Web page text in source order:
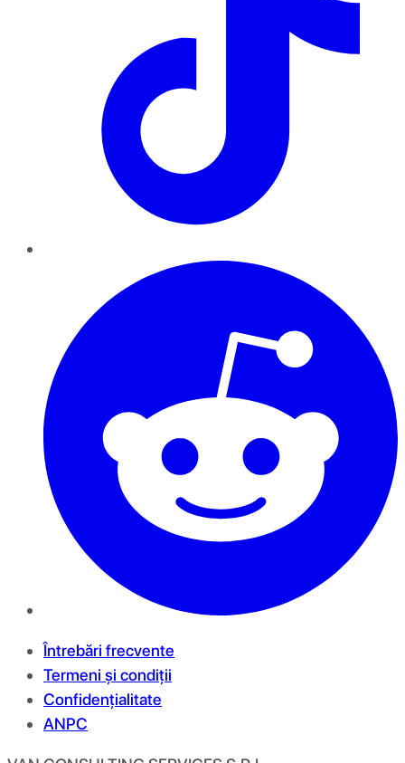
Întrebări frecvente
Termeni și condiții
Confidențialitate
ANPC